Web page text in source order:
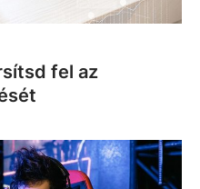
fel az